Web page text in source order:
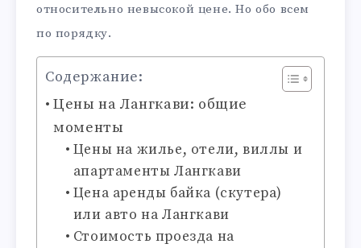
относительно невысокой цене. Но обо всем
по порядку.
Содержание:
Цены на Лангкави: общие
моменты
Цены на жилье, отели, виллы и
апартаменты Лангкави
Цена аренды байка (скутера)
или авто на Лангкави
Стоимость проезда на